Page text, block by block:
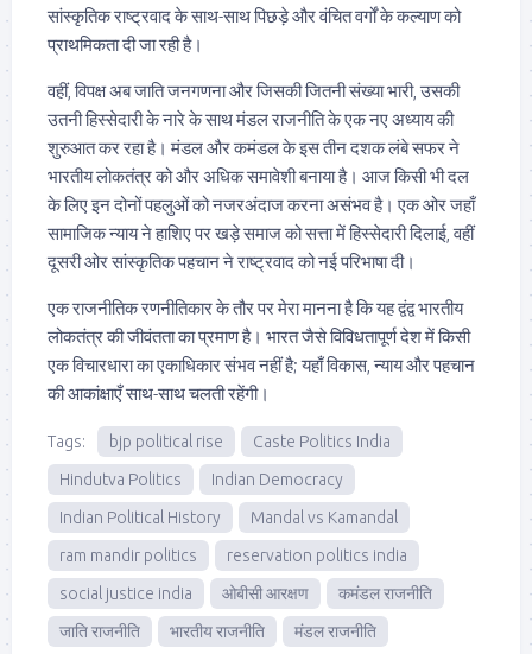
सांस्कृतिक राष्ट्रवाद के साथ-साथ पिछड़े और वंचित वर्गों के कल्याण को
प्राथमिकता दी जा रही है।
वहीं, विपक्ष अब जाति जनगणना और जिसकी जितनी संख्या भारी, उसकी
उतनी हिस्सेदारी के नारे के साथ मंडल राजनीति के एक नए अध्याय की
शुरुआत कर रहा है। मंडल और कमंडल के इस तीन दशक लंबे सफर ने
भारतीय लोकतंत्र को और अधिक समावेशी बनाया है। आज किसी भी दल
के लिए इन दोनों पहलुओं को नजरअंदाज करना असंभव है। एक ओर जहाँ
सामाजिक न्याय ने हाशिए पर खड़े समाज को सत्ता में हिस्सेदारी दिलाई, वहीं
दूसरी ओर सांस्कृतिक पहचान ने राष्ट्रवाद को नई परिभाषा दी।
एक राजनीतिक रणनीतिकार के तौर पर मेरा मानना है कि यह द्वंद्व भारतीय
लोकतंत्र की जीवंतता का प्रमाण है। भारत जैसे विविधतापूर्ण देश में किसी
एक विचारधारा का एकाधिकार संभव नहीं है; यहाँ विकास, न्याय और पहचान
की आकांक्षाएँ साथ-साथ चलती रहेंगी।
Tags: bjp political rise
Caste Politics India
Hindutva Politics
Indian Democracy
Indian Political History
Mandal vs Kamandal
ram mandir politics
reservation politics india
social justice india
ओबीसी आरक्षण
कमंडल राजनीति
जाति राजनीति
भारतीय राजनीति मंडल राजनीति